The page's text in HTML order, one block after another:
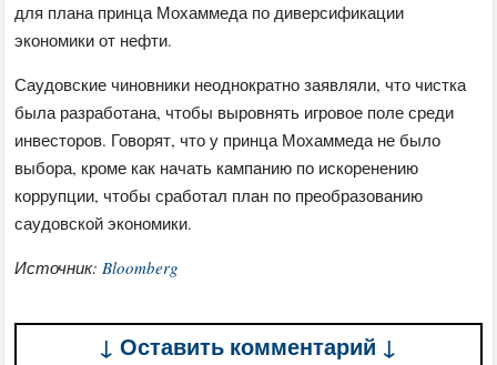
для плана принца Мохаммеда по диверсификации
экономики от нефти.
Саудовские чиновники неоднократно заявляли, что чистка
была разработана, чтобы выровнять игровое поле среди
инвесторов. Говорят, что у принца Мохаммеда не было
выбора, кроме как начать кампанию по искоренению
коррупции, чтобы сработал план по преобразованию
саудовской экономики.
Источник:Bloomberg
↓ Оставить комментарий ↓